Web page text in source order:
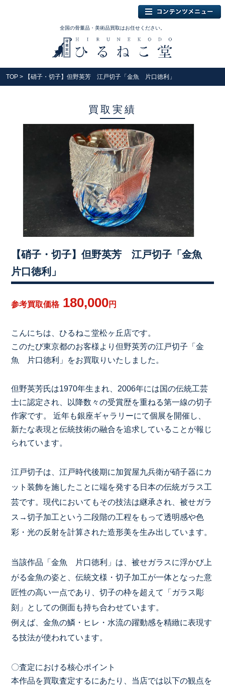
全国の骨董品・美術品買取はお任せください。
TOP > 【硝子・切子】但野英芳 江戸切子「金魚 片口徳利」
買取実績
【硝子・切子】但野英芳 江戸切子「金魚
片口徳利」
参考買取価格180,000円
こんにちは、ひるねこ堂松ヶ丘店です。
このたび東京都のお客様より但野英芳の江戸切子「金
魚 片口徳利」をお買取りいたしました。
但野英芳氏は1970年生まれ、2006年には国の伝統工芸
士に認定され、以降数々の受賞歴を重ねる第一線の切子
作家です。 近年も銀座ギャラリーにて個展を開催し、
新たな表現と伝統技術の融合を追求していることが報じ
られています。
江戸切子は、江戸時代後期に加賀屋九兵衛が硝子器にカ
ット装飾を施したことに端を発する日本の伝統ガラス工
芸です。現代においてもその技法は継承され、被せガラ
ス→切子加工という二段階の工程をもって透明感や色
彩・光の反射を計算された造形美を生み出しています。
当該作品「金魚 片口徳利」は、被せガラスに浮かび上
がる金魚の姿と、伝統文様・切子加工が一体となった意
匠性の高い一点であり、切子の枠を超えて「ガラス彫
刻」としての側面も持ち合わせています。
例えば、金魚の鱗・ヒレ・水流の躍動感を精緻に表現す
る技法が使われています。
〇査定における核心ポイント
本作品を買取査定するにあたり、当店では以下の観点を